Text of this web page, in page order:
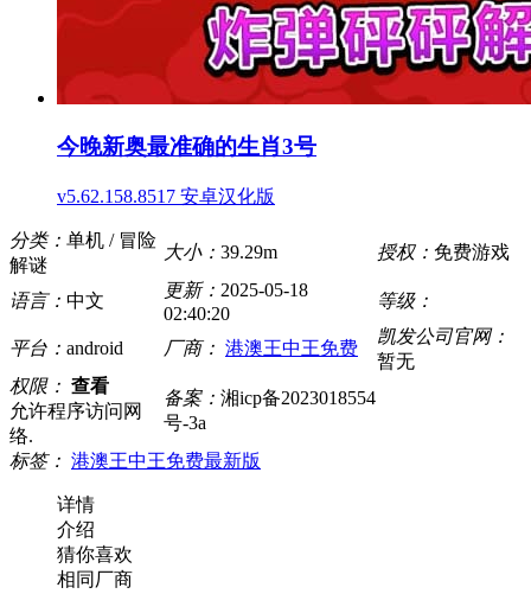
今晚新奥最准确的生肖3号
v5.62.158.8517 安卓汉化版
分类： 单机 / 冒险
解谜
大小： 39.29m 授权： 免费游戏
语言： 中文
更新： 2025-05-18
02:40:20
等级：
平台： android 厂商： 港澳王中王免费
凯发公司官网：
暂无
权限： 查看
允许程序访问网
络.
备案： 湘icp备2023018554
号-3a
标签： 港澳王中王免费最新版
详情
介绍
猜你喜欢
相同厂商